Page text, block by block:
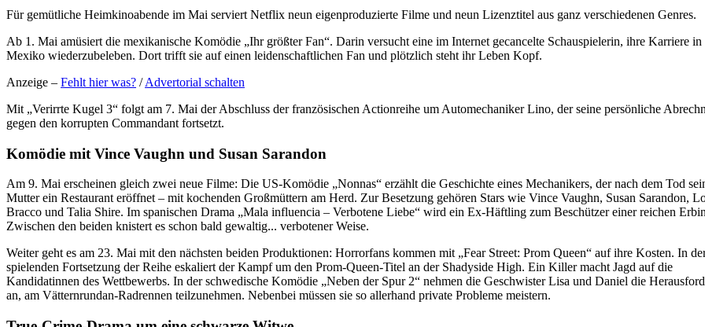
Für gemütliche Heimkinoabende im Mai serviert Netflix neun eigenproduzierte Filme und neun Lizenztitel aus ganz verschiedenen Genres.
Ab 1. Mai amüsiert die mexikanische Komödie „Ihr größter Fan“. Darin versucht eine im Internet gecancelte Schauspielerin, ihre Karriere in
Mexiko wiederzubeleben. Dort trifft sie auf einen leidenschaftlichen Fan und plötzlich steht ihr Leben Kopf.
Anzeige – Fehlt hier was? /Advertorial schalten
Mit „Verirrte Kugel 3“ folgt am 7. Mai der Abschluss der französischen Actionreihe um Automechaniker Lino, der seine persönliche
gegen den korrupten Commandant fortsetzt.
Komödie mit Vince Vaughn und Susan Sarandon
Am 9. Mai erscheinen gleich zwei neue Filme: Die US-Komödie „Nonnas“ erzählt die Geschichte eines Mechanikers, der nach dem Tod
Mutter ein Restaurant eröffnet – mit kochenden Großmüttern am Herd. Zur Besetzung gehören Stars wie Vince Vaughn, Susan Sarandon,
Bracco und Talia Shire. Im spanischen Drama „Mala influencia – Verbotene Liebe“ wird ein Ex-Häftling zum Beschützer einer reichen
Zwischen den beiden knistert es schon bald gewaltig... verbotener Weise.
Weiter geht es am 23. Mai mit den nächsten beiden Produktionen: Horrorfans kommen mit „Fear Street: Prom Queen“ auf ihre Kosten. In
spielenden Fortsetzung der Reihe eskaliert der Kampf um den Prom-Queen-Titel an der Shadyside High. Ein Killer macht Jagd auf die
Kandidatinnen des Wettbewerbs. In der schwedische Komödie „Neben der Spur 2“ nehmen die Geschwister Lisa und Daniel die
an, am Vätternrundan-Radrennen teilzunehmen. Nebenbei müssen sie so allerhand private Probleme meistern.